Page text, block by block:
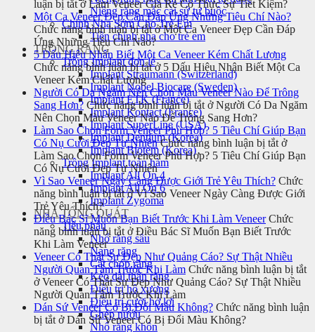
Niềng răng mắc cài sứ tự buộc
Chỉnh Nha Sớm Cho Trẻ Em
Tiền chỉnh nha cho trẻ em
TRỒNG RĂNG
Trồng Implant đơn lẻ
Implant Straumann (Switzerland)
Implant Nobel Biocare (Sweden)
Implant ETK (France)
Implant Kontact (France)
Implant SuperLine (USA)
Implant Dentium (Korea)
Implant Biotem (Korea)
Trồng Implant toàn hàm
Implant All On 4
Implant All On 6
Implant Zygoma
NHA TỔNG QUÁT
Tiểu phẫu
Nhổ răng sâu
Nang răng
Cắt chóp răng
Kéo dài thân răng
Điều trị hô xương
Điều trị cười hở lợi
Ghép nướu
Nhổ răng khôn
luận bị tắtở Làm Veneer Giá Rẻ Có Thực Sự Tiết Kiệm?
Một Ca Veneer Đẹp Cần Đáp Ứng Những Tiêu Chí Nào?
Chức năng bình luận bị tắtở Một Ca Veneer Đẹp Cần Đáp
Ứng Những Tiêu Chí Nào?
5 Dấu Hiệu Nhận Biết Một Ca Veneer Kém Chất Lượng
Chức năng bình luận bị tắtở 5 Dấu Hiệu Nhận Biết Một Ca
Veneer Kém Chất Lượng
Người Có Da Ngăm Nên Chọn Màu Veneer Nào Để Trông
Sang Hơn? Chức năng bình luận bị tắtở Người Có Da Ngăm
Nên Chọn Màu Veneer Nào Để Trông Sang Hơn?
Làm Sao Chọn Form Veneer Phù Hợp? 5 Tiêu Chí Giúp Bạn
Có Nụ Cười Đẹp Tự Nhiên Chức năng bình luận bị tắtở
Làm Sao Chọn Form Veneer Phù Hợp? 5 Tiêu Chí Giúp Bạn
Có Nụ Cười Đẹp Tự Nhiên
Vì Sao Veneer Ngày Càng Được Giới Trẻ Yêu Thích? Chức
năng bình luận bị tắtở Vì Sao Veneer Ngày Càng Được Giới
Trẻ Yêu Thích?
Điều Bác Sĩ Muốn Bạn Biết Trước Khi Làm Veneer Chức
năng bình luận bị tắtở Điều Bác Sĩ Muốn Bạn Biết Trước
Khi Làm Veneer
Veneer Có Thật Sự Đẹp Như Quảng Cáo? Sự Thật Nhiều
Người Quan Tâm Trước Khi Làm Chức năng bình luận bị tắt
ở Veneer Có Thật Sự Đẹp Như Quảng Cáo? Sự Thật Nhiều
Người Quan Tâm Trước Khi Làm
Dán Sứ Veneer Có Bị Đổi Màu Không? Chức năng bình luận
bị tắtở Dán Sứ Veneer Có Bị Đổi Màu Không?